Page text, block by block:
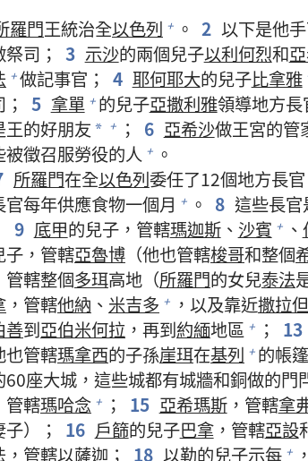
羅門王統治全以色列 + 。 2 以下是他
祭司； 3 示沙的兩個兒子以利何烈和
+ 做記事官； 4 耶何耶大的兒子比拿雅
5 拿單 + 的兒子亞撒利雅領導地方長
王的好朋友 * + ； 6 亞希沙做王宮的管
被徵召服勞役的人 + 。
所羅門在全以色列委任了12個地方長
官每年供應食物一個月 + 。 8 這些長官
9 底甲的兒子，管轄瑪迦斯、 沙賓 + 、
子，管轄亞魯博 （他也管轄梭哥和整個
管轄整個多珥高地（所羅門的女兒泰法
，管轄他納 、 米吉多 + ，以及靠近撒拉但
善到亞伯米何拉 ，再到約緬地區 + ； 13
也管轄瑪拿西的子孫崖珥在基列 + 的帳
60座大城，這些城都有城牆和銅做的門
管轄瑪哈念 + ； 15 亞希瑪斯，管轄拿
）；
16 戶篩的兒子巴拿，管轄亞設
，管轄以薩迦 ； 18 以勒的兒子示每 +